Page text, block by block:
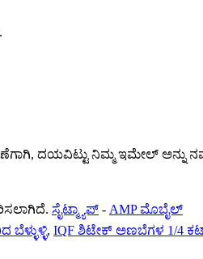
ದಯವಿಟ್ಟು ನಿಮ್ಮ ಇಮೇಲ್ ಅನ್ನು
ಸೈಟ್ಮ್ಯಾಪ್ - AMP ಮೊಬೈಲ್
ಬೆಳ್ಳುಳ್ಳಿ, IQF ಶಿಟೇಕ್ ಅಣಬೆಗಳ 1/4